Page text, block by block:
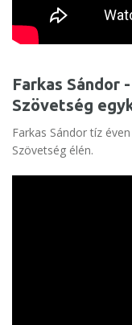
Farkas Sándor
Szövetség
Farkas Sándor tíz
Szövetség élén.